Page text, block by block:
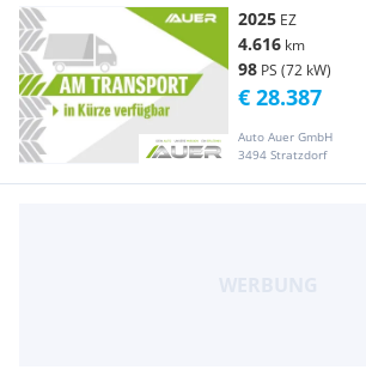
2025 EZ
4.616 km
98 PS (72 kW)
Auto Auer GmbH
3494 Stratzdorf
€ 28.387